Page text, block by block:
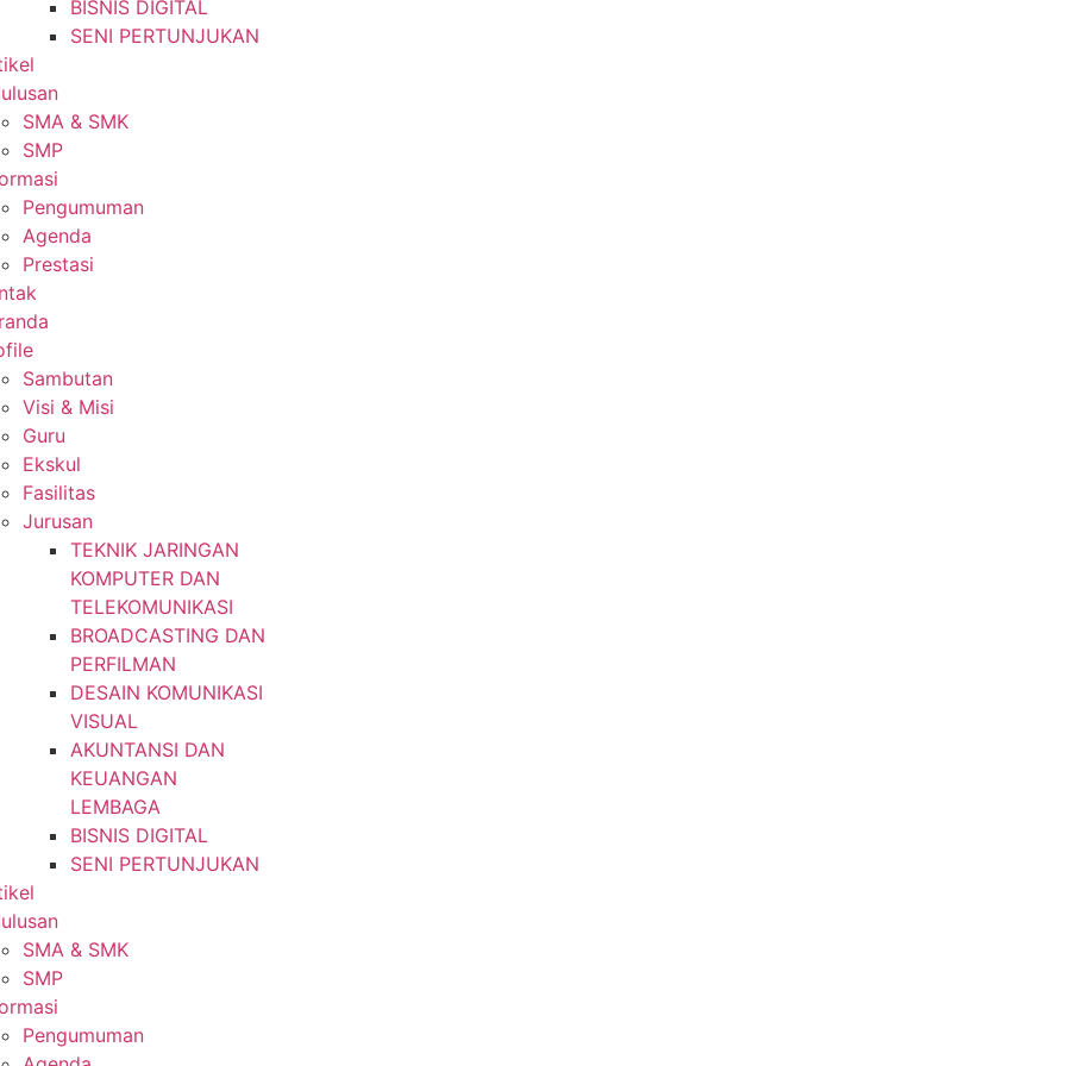
BISNIS DIGITAL
SENI PERTUNJUKAN
SMA & SMK
SMP
Pengumuman
Agenda
Prestasi
Sambutan
Visi & Misi
Guru
Ekskul
Fasilitas
Jurusan
TEKNIK JARINGAN
KOMPUTER DAN
TELEKOMUNIKASI
BROADCASTING DAN
PERFILMAN
DESAIN KOMUNIKASI
VISUAL
AKUNTANSI DAN
KEUANGAN
LEMBAGA
BISNIS DIGITAL
SENI PERTUNJUKAN
SMA & SMK
SMP
Pengumuman